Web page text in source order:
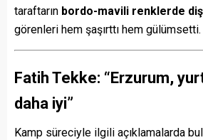
taraftarın bordo-mavili renklerde
görenleri hem şaşırttı hem gülümsetti.
Fatih Tekke: “Erzurum, yurt
daha iyi”
Kamp süreciyle ilgili açıklamalarda